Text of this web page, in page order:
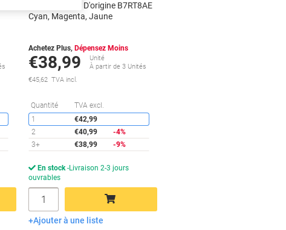
Économies
302XL/304XL D'origine B7RT8AE
Cyan, Magenta, Jaune
Achetez Plus, Dépensez Moins
€38,99
Unité
À partir de 3 Unités
€45,62 TVA incl.
Quantité TVA excl.
1
€42,99
2
€40,99
-4%
3+
€38,99 -9%
En stock Livraison 2-3 jours
ouvrables
Quantité
Ajouter au panier
Ajouter à une liste